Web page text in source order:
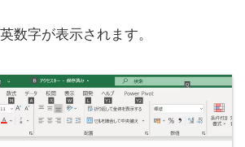
数字が表示されます。